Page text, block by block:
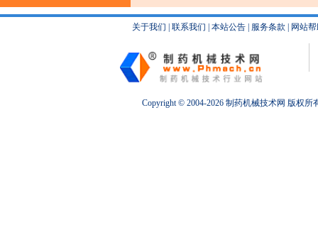
关于我们 联系我们 本站公告 服务条款 网站
Copyright © 2004-2026 制药机械技术网 版权所